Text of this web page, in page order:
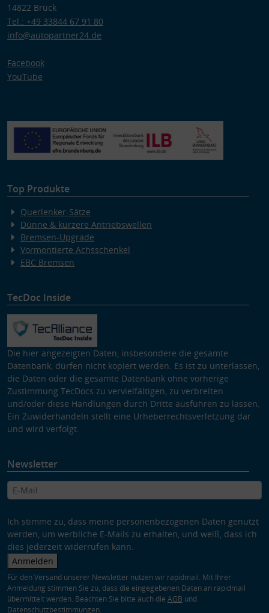
14822 Brück
Tel.: +49 33844 67 91 80
info@autopartner24.de
Facebook
YouTube
Top Produkte
Querlenker-Sätze
Dünne & kürzere Antriebswellen
Bremsen-Upgrade
Vormontierte Achsschenkel
EBC Bremsen
TecDoc Inside
Die hier angezeigten Daten, insbesondere die gesamte
Datenbank, dürfen nicht kopiert werden. Es ist zu unterlassen,
die Daten oder die gesamte Datenbank ohne vorherige
Zustimmung TecDocs zu vervielfältigen, zu verbreiten
und/oder diese Handlungen durch Dritte ausführen zu lassen.
Ein Zuwiderhandeln stellt eine Urheberrechtsverletzung dar
und wird verfolgt.
Newsletter
Ich stimme zu, dass meine personenbezogenen Daten genutzt
werden, um werbliche E-Mails zu erhalten, und weiß, dass ich
dies jederzeit widerrufen kann.
Anmelden
Für den Versand unserer Newsletter nutzen wir rapidmail. Mit Ihrer
Anmeldung stimmen Sie zu, dass die eingegebenen Daten an rapidmail
übermittelt werden. Beachten Sie bitte auch die AGB und
Datenschutzbestimmungen.